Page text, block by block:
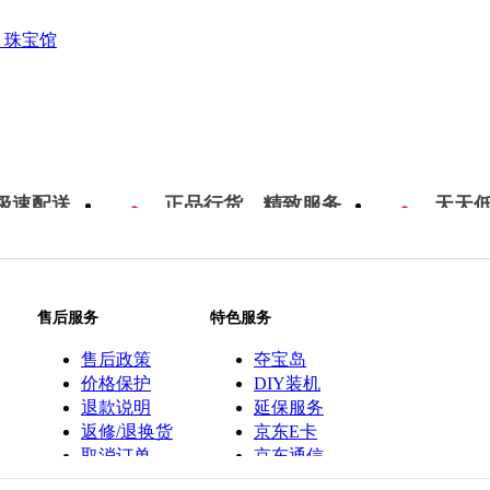
珠宝馆
速配送 正品行货，精致服务 天天
售后服务
售后政策
价格保护
退款说明
返修/退换货
取消订单
特色服务
夺宝岛
DIY装机
延保服务
京东E卡
京东通信
京鱼座智能